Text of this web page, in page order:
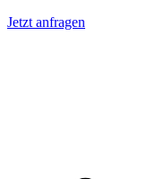
Jetzt anfragen